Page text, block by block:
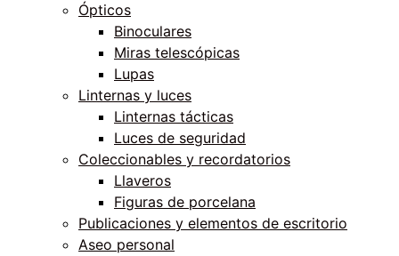
Ópticos
Binoculares
Miras telescópicas
Lupas
Linternas y luces
Linternas tácticas
Luces de seguridad
Coleccionables y recordatorios
Llaveros
Figuras de porcelana
Publicaciones y elementos de escritorio
Aseo personal